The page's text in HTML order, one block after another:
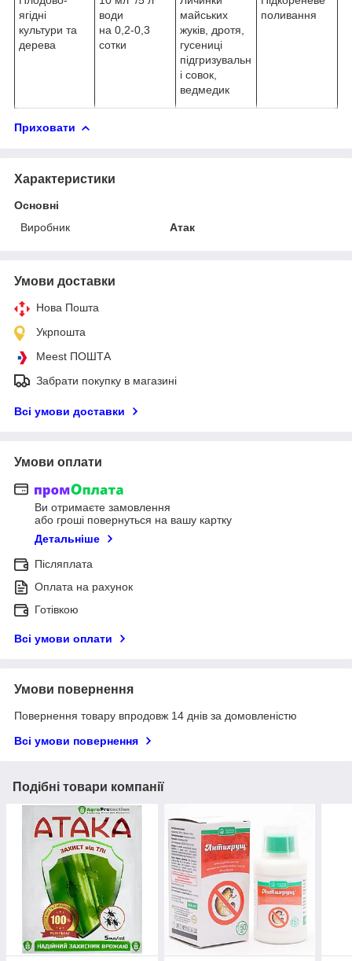
ягідні
культури та
дерева
води
на 0,2-0,3
сотки
майських
жуків, дротя,
гусениці
підгризувальн
і совок,
ведмедик
поливання
Приховати
Характеристики
Основні
Виробник
Атак
Умови доставки
Нова Пошта
Укрпошта
Meest ПОШТА
Забрати покупку в магазині
Всі умови доставки
Умови оплати
Ви отримаєте замовлення
або гроші повернуться на вашу картку
Детальніше
Післяплата
Оплата на рахунок
Готівкою
Всі умови оплати
Умови повернення
Повернення товару впродовж 14 днів за домовленістю
Всі умови повернення
Подібні товари компанії